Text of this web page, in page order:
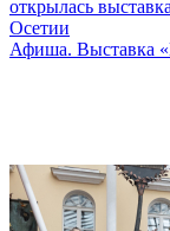
открылась
Осетии
Афиша. Выставка